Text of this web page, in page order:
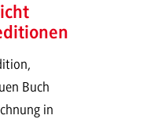
Buch
in